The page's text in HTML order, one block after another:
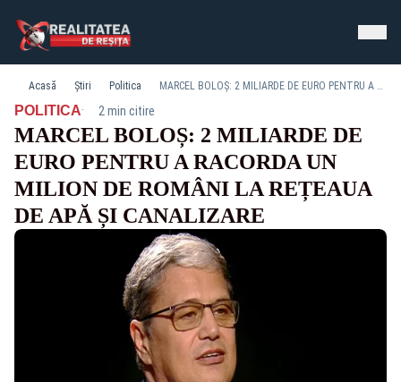
Acasă Știri Politica MARCEL BOLOȘ: 2 MILIARDE DE EURO PENTRU A RACORDA UN MILION DE ROMÂNI LA REȚEAUA DE APĂ ȘI CANALIZARE
POLITICA· 2 min citire
MARCEL BOLOȘ: 2 MILIARDE DE
EURO PENTRU A RACORDA UN
MILION DE ROMÂNI LA REȚEAUA
DE APĂ ȘI CANALIZARE